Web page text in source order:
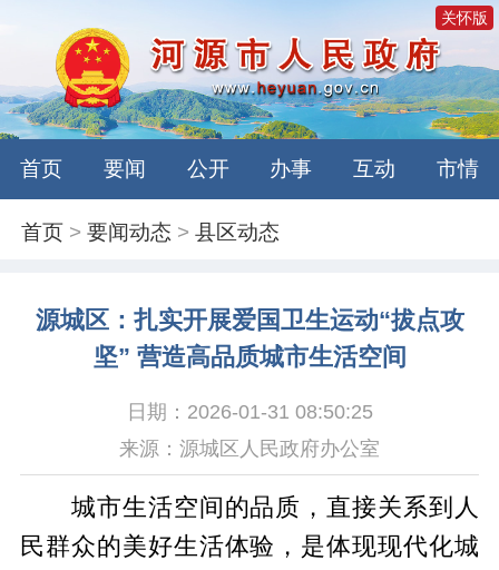
关怀版
首页 要闻 公开 办事 互动 市情
首页 >要闻动态 >县区动态
源城区：扎实开展爱国卫生运动“拔点攻
坚” 营造高品质城市生活空间
日期：2026-01-31 08:50:25
来源：源城区人民政府办公室
城市生活空间的品质，直接关系到人
民群众的美好生活体验，是体现现代化城